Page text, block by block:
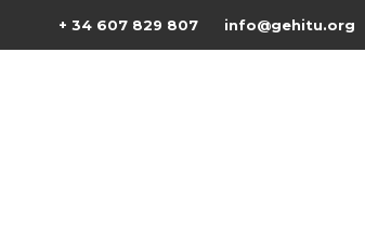
+ 34 607 829 807 info@gehitu.org